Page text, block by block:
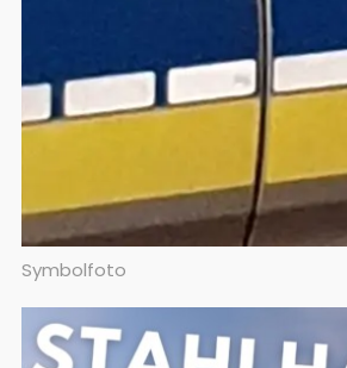
Symbolfoto